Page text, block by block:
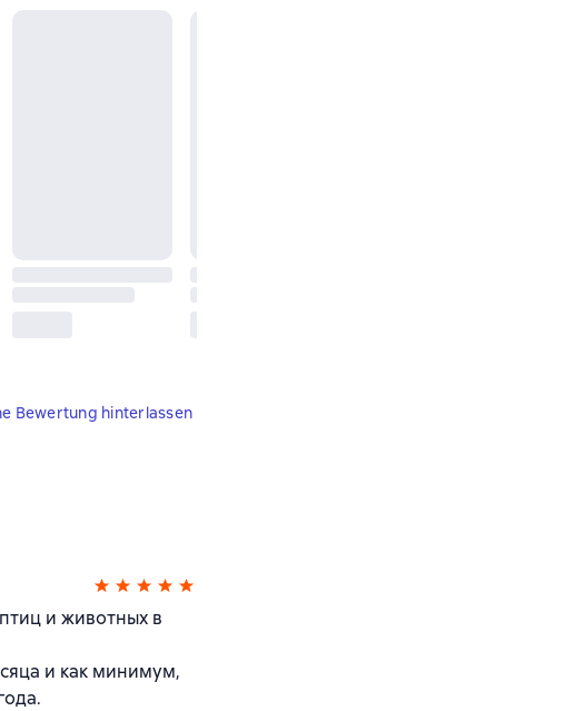
Bewertung hinterlassen
и животных в
и как минимум,